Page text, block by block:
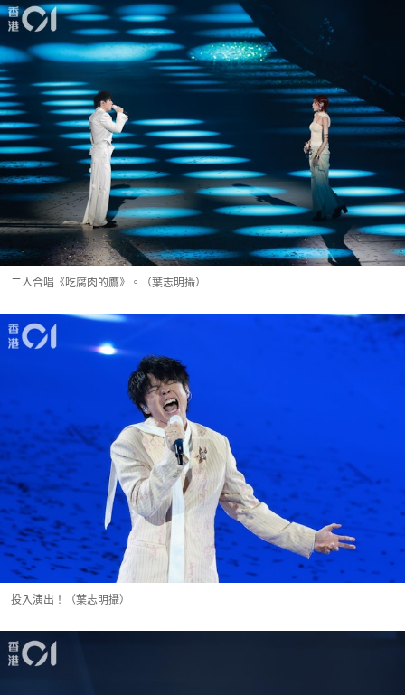
二人合唱《吃腐肉的鷹》。（葉志明攝）
投入演出！（葉志明攝）